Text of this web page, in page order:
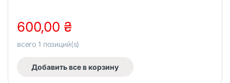
600,00 ₴
всего 1 позиций(s)
Добавить все в корзину